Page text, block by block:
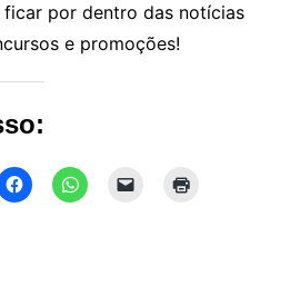
ficar por dentro das notícias
e promoções!